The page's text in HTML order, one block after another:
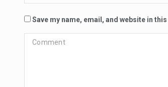
Save my name, email, and website in